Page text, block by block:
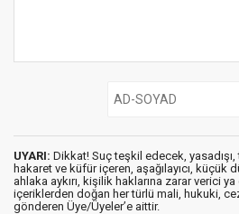
UYARI: Dikkat! Suç teşkil edecek,
hakaret ve küfür içeren, aşağılayıcı,
ahlaka aykırı, kişilik haklarına zarar verici
içeriklerden doğan her türlü mali, hukuki,
gönderen Üye/Üyeler’e aittir.